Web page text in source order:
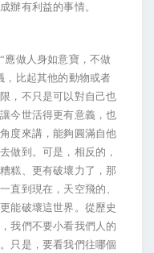
辦有利益的事情。
應做人身如意寶，不做
，比起其他的動物或者
，不只是可以對自己也
今世活得更有意義，也
度來講，能夠圓滿自他
做到。可是，相反的，
糕、更有破壞力了，那
直到現在，天空飛的、
能破壞這世界。從歷史
我們不要小看我們人的
只是，要看我們往哪個